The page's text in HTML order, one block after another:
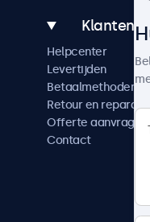
Helpcenter
Levertijden
Betaalmethoden
Retour en
Offerte aanvragen
Contact